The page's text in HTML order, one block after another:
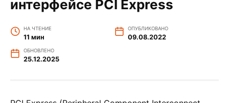
интерфейсе PCI Express
НА ЧТЕНИЕ
11 мин
ОПУБЛИКОВАНО
09.08.2022
ОБНОВЛЕНО
25.12.2025